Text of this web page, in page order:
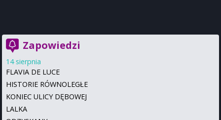
Zapowiedzi
14 sierpnia
FLAVIA DE LUCE
HISTORIE RÓWNOLEGŁE
KONIEC ULICY DĘBOWEJ
LALKA